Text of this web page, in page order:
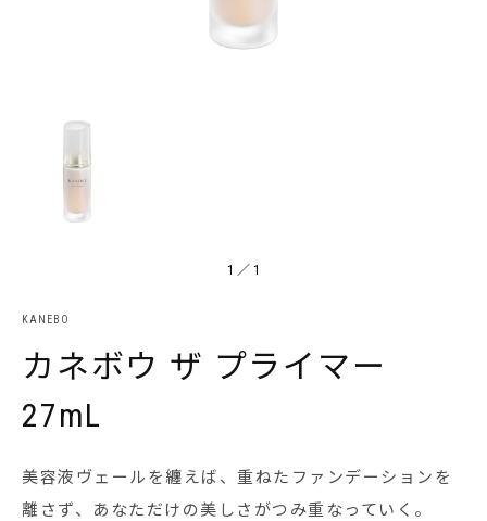
1 ／ 1
KANEBO
カネボウ ザ プライマー
27mL
美容液ヴェールを纏えば、重ねたファンデーションを
離さず、あなただけの美しさがつみ重なっていく。